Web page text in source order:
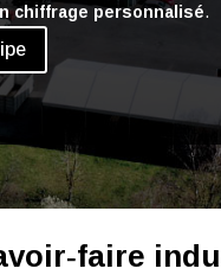
chiffrage personnalisé.